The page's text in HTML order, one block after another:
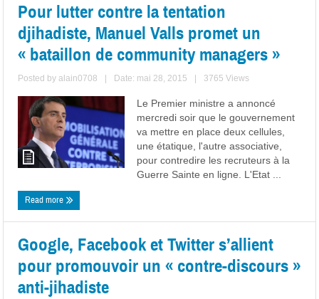
Pour lutter contre la tentation
djihadiste, Manuel Valls promet un
« bataillon de community managers »
Posted byalain0708 Date: mai 28, 2015 3765 Views
Le Premier ministre a annoncé
mercredi soir que le gouvernement
va mettre en place deux cellules,
une étatique, l'autre associative,
pour contredire les recruteurs à la
Guerre Sainte en ligne. L'Etat ...
Read more
Google, Facebook et Twitter s’allient
pour promouvoir un « contre-discours »
anti-jihadiste